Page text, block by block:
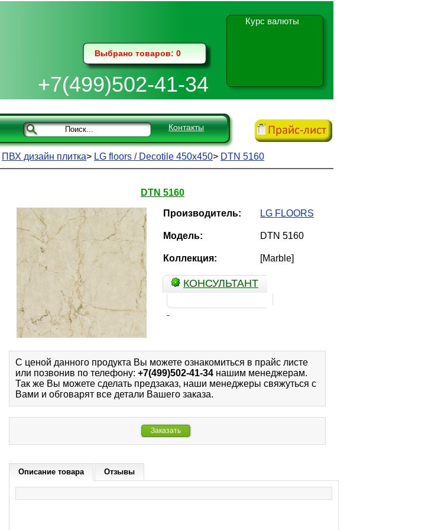
Выбрано товаров: 0
+7(499)502-41-34
Курс валюты
Контакты
ПВХ дизайн плитка> LG floors / Decotile 450х450> DTN 5160
DTN 5160
Производитель: LG FLOORS
Модель: DTN 5160
Коллекция: [Marble]
КОНСУЛЬТАНТ
С ценой данного продукта Вы можете ознакомиться в прайс листе
или позвонив по телефону: +7(499)502-41-34 нашим менеджерам.
Так же Вы можете сделать предзаказ, наши менеджеры свяжуться с
Вами и обговарят все детали Вашего заказа.
Заказать
Описание товара Отзывы